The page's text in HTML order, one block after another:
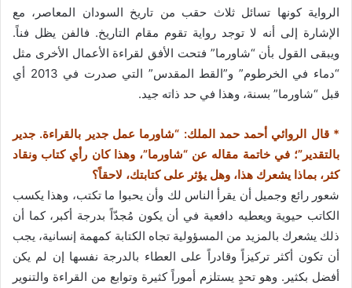
الرواية كونها تسائل ثلاث حقب من تاريخ السودان المعاصر، مع
الإشارة إلى أنه لا توجد رواية تقوم مقام التاريخ. فالفن يظل فناً.
ويبقى القول بأن “شاورما” فتحت الأفق لقراءة الأعمال الأخرى مثل
“دماء في الخرطوم” و”القط المقدس” التي صدرت في 2013 أي
قبل “شاورما” بسنة، وهذا في حد ذاته جيد.
* قال الروائي أحمد حمد الملك: “شاورما عمل جدير بالقراءة. جدير
بالتقدير”؛ في خاتمة مقاله عن “شاورما”، وهذا كان رأي كتاب ونقاد
كثر، بماذا يشعرك هذا، وهل يؤثر على كتابتك، لاحقاً؟
شعور رائع وجميل أن يقرأ الناس لك وأن يحبوا ما تكتب، وهذا يكسب
الكاتب حيوية ويعطيه دافعية في أن يكون مُجدّاً بدرجة أكبر، كما أن
ذلك يشعرك بالمزيد من المسؤولية تجاه الكتابة كمهمة إنسانية، يجب
أن تكون أكثر تركيزاً وقادراً على العطاء بالدرجة نفسها إن لم يكن
أفضل بكثير. وهو تحدٍ يستلزم أموراً كثيرة وتوابع من القراءة والتنوير